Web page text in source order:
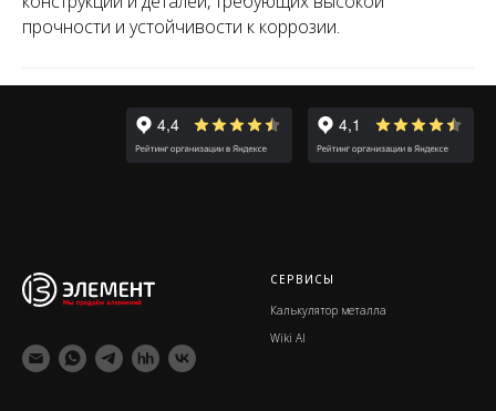
прочности и устойчивости к коррозии.
СЕРВИСЫ
Калькулятор металла
Wiki Al